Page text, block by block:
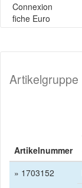
Connexion
fiche Euro
Artikelgruppe
Artikelnummer
» 1703152